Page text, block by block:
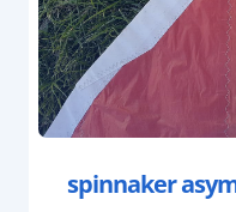
spinnaker